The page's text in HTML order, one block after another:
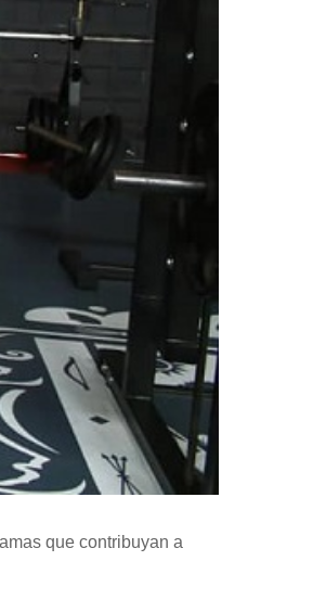
que contribuyan a